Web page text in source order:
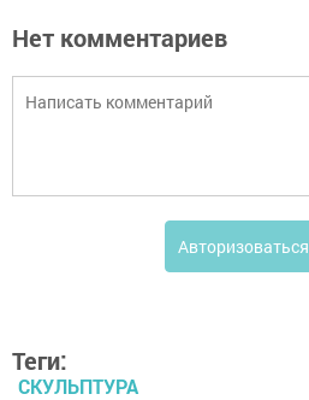
Нет комментариев
Авторизоваться
Теги:
СКУЛЬПТУРА